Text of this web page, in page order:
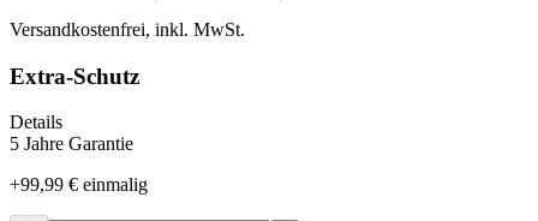
Versandkostenfrei, inkl. MwSt.
Extra-Schutz
Details
5 Jahre Garantie
+99,99 € einmalig